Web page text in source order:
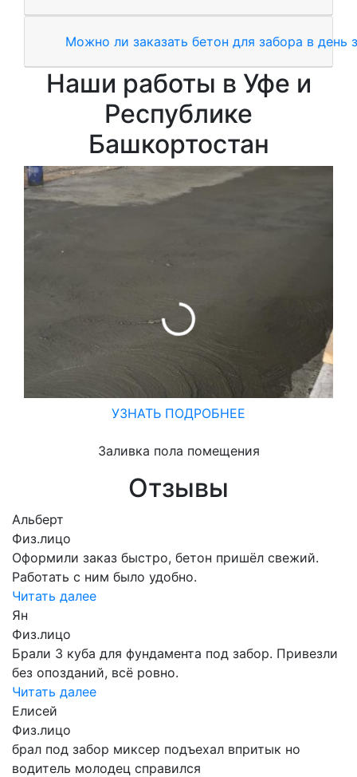
Можно ли заказать бетон для забора в день
Наши работы в Уфе и
Республике
Башкортостан
УЗНАТЬ ПОДРОБНЕЕ
Заливка пола помещения
Отзывы
Альберт
Физ.лицо
Оформили заказ быстро, бетон пришёл свежий.
Работать с ним было удобно.
Читать далее
Ян
Физ.лицо
Брали 3 куба для фундамента под забор. Привезли
без опозданий, всё ровно.
Читать далее
Елисей
Физ.лицо
брал под забор миксер подъехал впритык но
водитель молодец справился